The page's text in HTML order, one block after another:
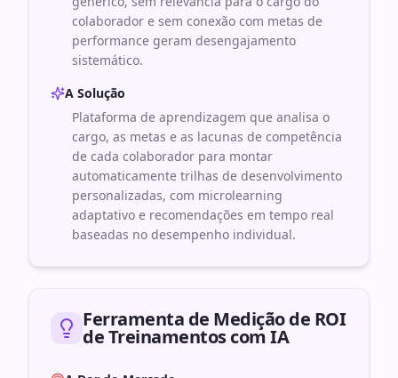
colaborador e sem conexão com metas de
performance geram desengajamento
sistemático.
A Solução
Plataforma de aprendizagem que analisa o
cargo, as metas e as lacunas de competência
de cada colaborador para montar
automaticamente trilhas de desenvolvimento
personalizadas, com microlearning
adaptativo e recomendações em tempo real
baseadas no desempenho individual.
Ferramenta de Medição de ROI
de Treinamentos com IA